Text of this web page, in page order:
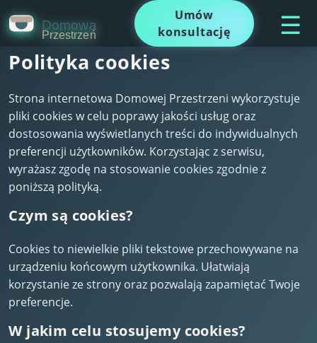
Umów
konsultację
☰
Polityka cookies
Strona internetowa Domowej Przestrzeni wykorzystuje
pliki cookies w celu poprawy jakości usług oraz
dostosowania wyświetlanych treści do indywidualnych
preferencji użytkowników. Korzystając z serwisu,
wyrażasz zgodę na stosowanie cookies zgodnie z
poniższą polityką.
Czym są cookies?
Cookies to niewielkie pliki tekstowe przechowywane na
urządzeniu końcowym użytkownika. Ułatwiają
korzystanie ze strony oraz pozwalają zapamiętać Twoje
preferencje.
W jakim celu stosujemy cookies?